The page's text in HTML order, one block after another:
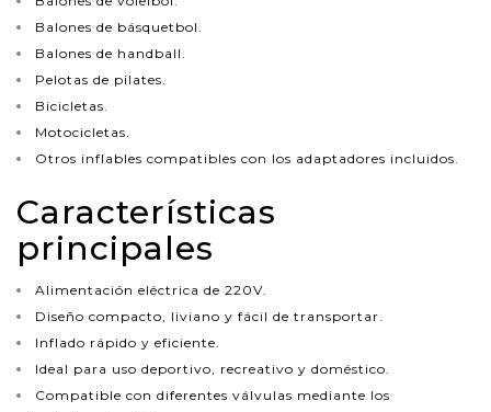
Balones de básquetbol.
Balones de handball.
Pelotas de pilates.
Bicicletas.
Motocicletas.
Otros inflables compatibles con los adaptadores incluidos.
Características
principales
Alimentación eléctrica de 220V.
Diseño compacto, liviano y fácil de transportar.
Inflado rápido y eficiente.
Ideal para uso deportivo, recreativo y doméstico.
Compatible con diferentes válvulas mediante los